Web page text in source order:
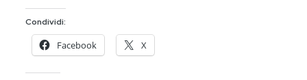
Condividi:
Facebook X